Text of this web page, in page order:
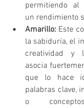
permitiendo al
un rendimiento
Amarillo: Este
la sabiduría, el
creatividad y
asocia
que lo hace
palabras clave,
o